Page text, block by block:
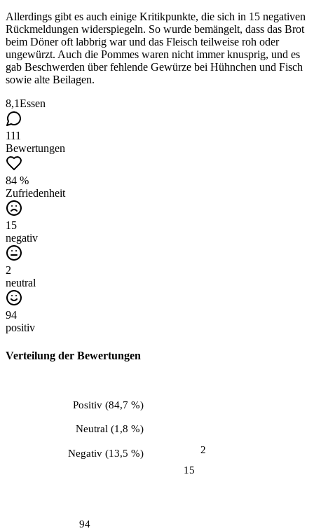
Allerdings gibt es auch einige Kritikpunkte, die sich in 15 negativen
Rückmeldungen widerspiegeln. So wurde bemängelt, dass das Brot
beim Döner oft labbrig war und das Fleisch teilweise roh oder
ungewürzt. Auch die Pommes waren nicht immer knusprig, und es
gab Beschwerden über fehlende Gewürze bei Hühnchen und Fisch
sowie alte Beilagen.
8,1Essen
111
Bewertungen
84 %
Zufriedenheit
15
negativ
2
neutral
94
positiv
Verteilung der Bewertungen
15
Negativ(13,5 %) 2
Neutral(1,8 %)
94
Positiv(84,7 %)